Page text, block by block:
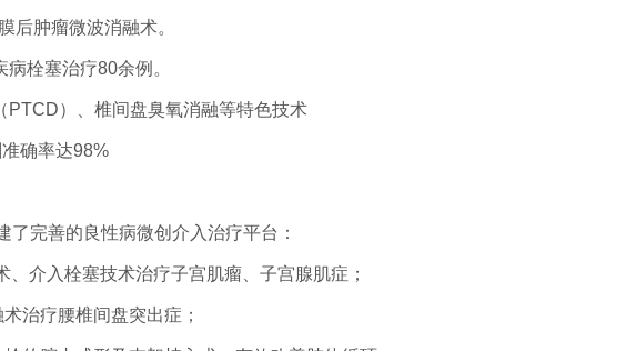
后肿瘤微波消融术。
栓塞治疗80余例。
）、椎间盘臭氧消融等特色技术
确率达98%
完善的良性病微创介入治疗平台：
、介入栓塞技术治疗子宫肌瘤、子宫腺肌症；
治疗腰椎间盘突出症；